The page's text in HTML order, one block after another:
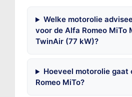
Welke motorolie
voor de Alfa Romeo MiTo
TwinAir (77 kW)?
Hoeveel motorolie gaat
Romeo MiTo?